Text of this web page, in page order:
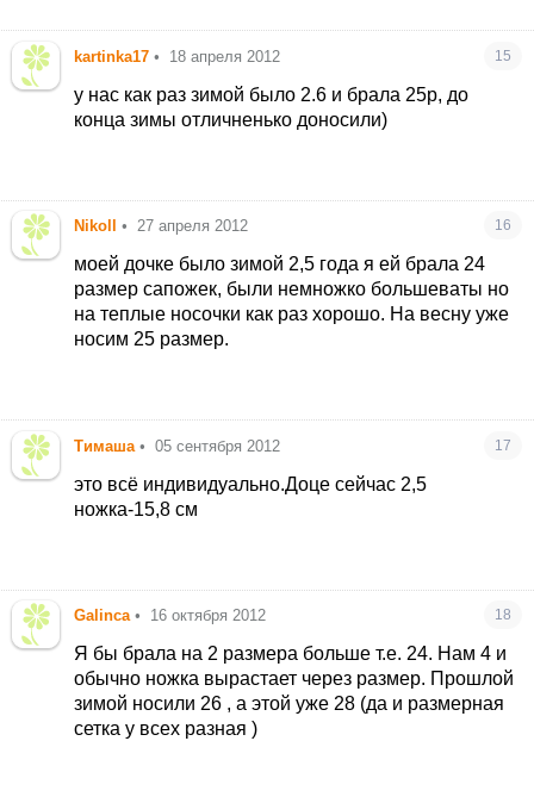
kartinka17 • 18 апреля 2012 15
у нас как раз зимой было 2.6 и брала 25р, до
конца зимы отличненько доносили)
Nikoll • 27 апреля 2012 16
моей дочке было зимой 2,5 года я ей брала 24
размер сапожек, были немножко большеваты но
на теплые носочки как раз хорошо. На весну уже
носим 25 размер.
Тимаша • 05 сентября 2012 17
это всё индивидуально.Доце сейчас 2,5
ножка-15,8 см
Galinca • 16 октября 2012 18
Я бы брала на 2 размера больше т.е. 24. Нам 4 и
обычно ножка вырастает через размер. Прошлой
зимой носили 26 , а этой уже 28 (да и размерная
сетка у всех разная )